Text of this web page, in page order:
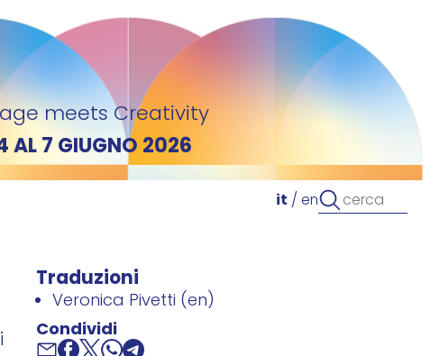
meets Creativity
AL 7 GIUGNO 2026
it/en
Traduzioni
Veronica Pivetti (en)
Condividi